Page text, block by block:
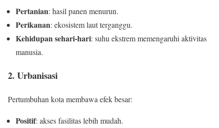
Pertanian: hasil panen menurun.
Perikanan: ekosistem laut terganggu.
Kehidupan sehari-hari: suhu ekstrem memengaruhi aktivitas
manusia.
2. Urbanisasi
Pertumbuhan kota membawa efek besar:
Positif: akses fasilitas lebih mudah.